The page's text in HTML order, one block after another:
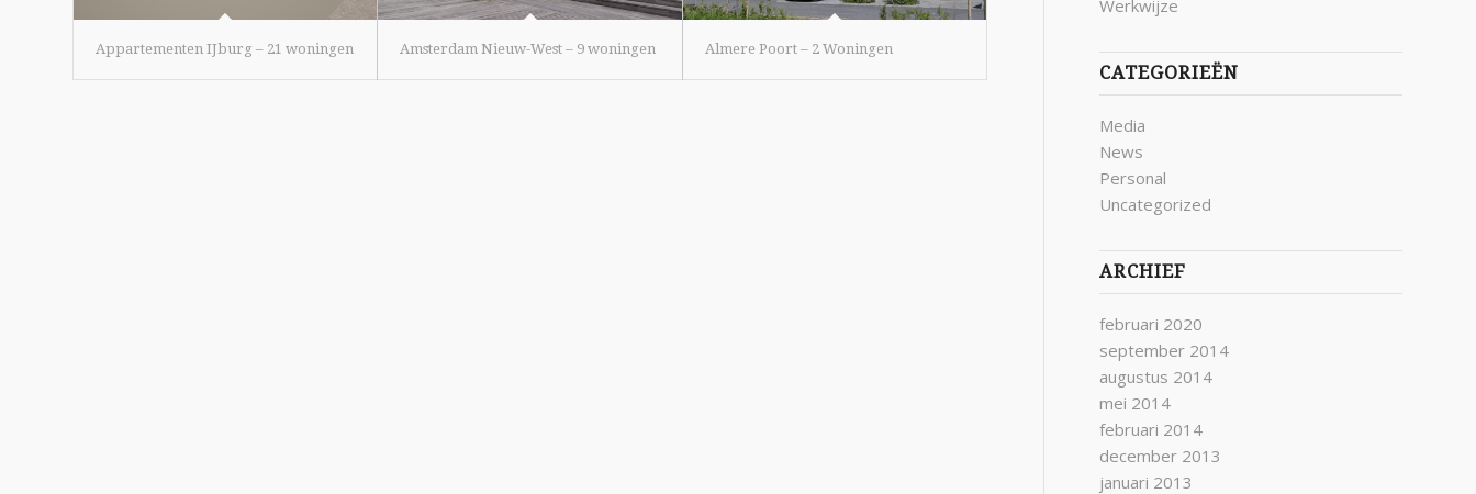
Appartementen IJburg – 21 woningen Amsterdam Nieuw-West – 9 woningen Almere Poort – 2 Woningen
Werkwijze
CATEGORIEËN
Media
News
Personal
Uncategorized
ARCHIEF
februari 2020
september 2014
augustus 2014
mei 2014
februari 2014
december 2013
januari 2013